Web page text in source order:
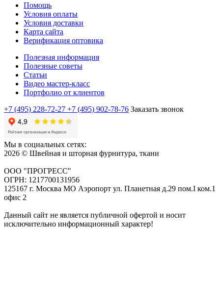
Помощь
Условия оплаты
Условия доставки
Карта сайта
Верификация оптовика
Полезная информация
Полезные советы
Статьи
Видео мастер-класс
Портфолио от клиентов
+7 (495) 228-72-27 +7 (495) 902-78-76 Заказать звонок
Мы в социальных сетях:
2026 © Швейная и шторная фурнитура, ткани
ООО "ПРОГРЕСС"
ОГРН: 1217700131956
125167 г. Москва МО Аэропорт ул. Планетная д.29 пом.I ком.1
офис 2
Данный сайт не является публичной офертой и носит
исключительно информационный характер!